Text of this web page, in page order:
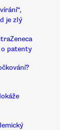
je zlý
o patenty